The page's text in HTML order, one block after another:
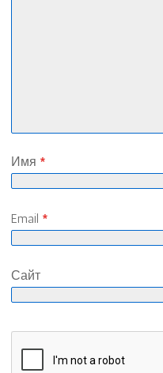
Имя*
Email*
Сайт